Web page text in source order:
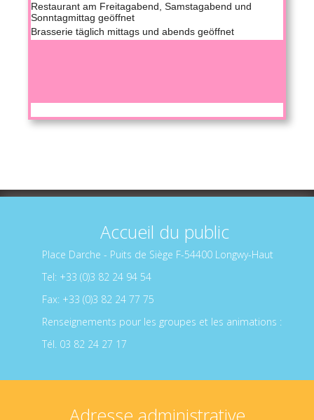
Restaurant am Freitagabend, Samstagabend und
Sonntagmittag geöffnet
Brasserie täglich mittags und abends geöffnet
Accueil du public
Place Darche - Puits de Siège F-54400 Longwy-Haut
Tel: +33 (0)3 82 24 94 54
Fax: +33 (0)3 82 24 77 75
Renseignements pour les groupes et les animations :
Tél. 03 82 24 27 17
Adresse administrative